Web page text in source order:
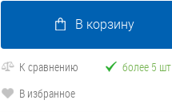
В корзину
К сравнению
более 5 шт
В избранное